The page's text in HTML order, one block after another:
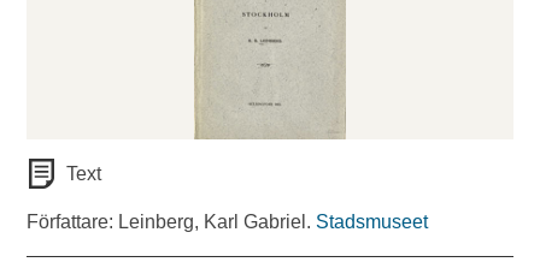
Text
Författare: Leinberg, Karl Gabriel. Stadsmuseet